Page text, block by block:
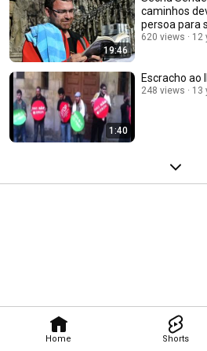
Home Shorts
19:46
caminhos
persoa para
reintegrata?"
620 views 12
1:40
Escracho ao
248 views 13